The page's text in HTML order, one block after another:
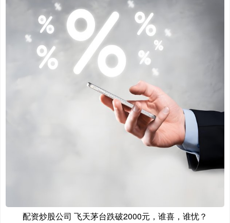
配资炒股公司 飞天茅台跌破2000元，谁喜，谁忧？